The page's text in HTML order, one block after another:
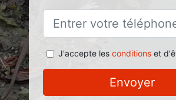
J'accepte les conditionset
Envoyer